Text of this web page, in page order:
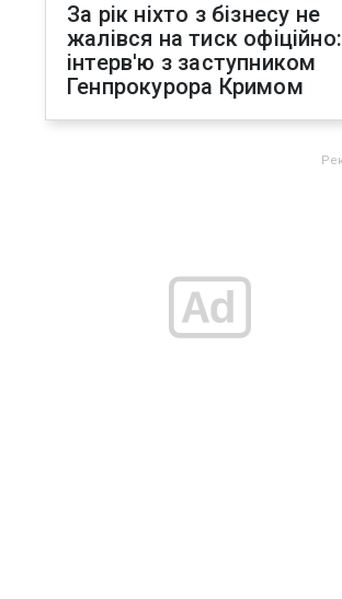
За рік ніхто з бізнесу не
жалівся на тиск офіційно:
інтерв'ю з заступником
Генпрокурора Кримом